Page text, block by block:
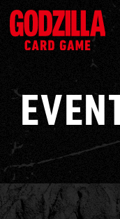
b
e
n
n
e
イ
ベ
-
ラ
カ
ー
ド